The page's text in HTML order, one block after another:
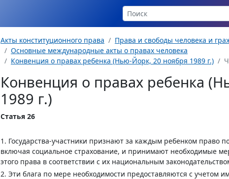
Акты конституционного права
Права и свободы человека и
Основные международные акты о правах человека
Конвенция о правах ребенка (Нью-Йорк, 20 ноября 1989 г.)
Конвенция о правах ребенка
1989 г.)
Статья 26
1. Государства-участники признают за каждым ребенком право
включая социальное страхование, и принимают необходимые
этого права в соответствии с их национальным
2. Эти блага по мере необходимости предоставляются с учетом